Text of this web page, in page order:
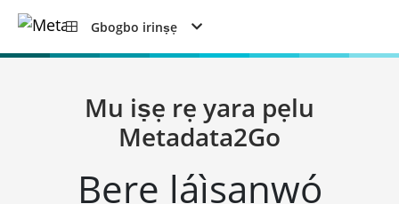
Gbogbo irinṣẹ
Mu iṣẹ rẹ yara pẹlu
Metadata2Go
Bẹrẹ láìsanwó